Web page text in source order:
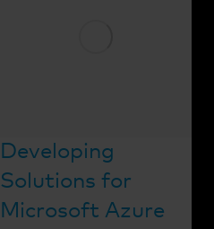
Developing
Solutions for
Microsoft Azure